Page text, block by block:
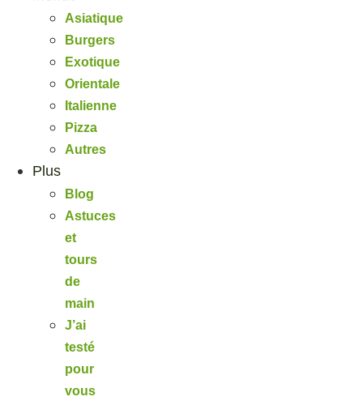
Asiatique
Burgers
Exotique
Orientale
Italienne
Pizza
Autres
Plus
Blog
Astuces
et
tours
de
main
J’ai
testé
pour
vous